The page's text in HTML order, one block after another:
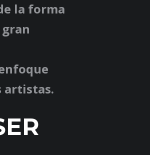
la forma
artistas.